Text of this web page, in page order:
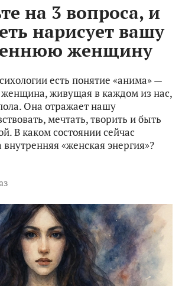
на 3 вопроса, и
нарисует вашу
женщину
есть понятие «анима» —
женщина, живущая в каждом из нас,
Она отражает нашу
мечтать, творить и быть
В каком состоянии сейчас
«женская энергия»?